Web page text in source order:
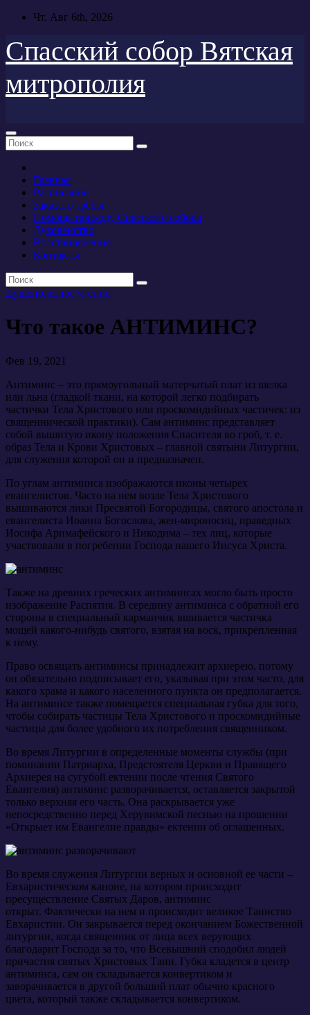
Перейти
содержимому
Чт. Авг 6th, 2026
Спасский собор Вятская
митрополия
Главная
Расписание
Заказать требы
Помощь приходу Спасского собора
Духовенство
Восстановление
Контакты
Душеполезное чтение
Что такое АНТИМИНС?
Фев 19, 2021
Антиминс – это прямоугольный матерчатый плат из шелка
или льна (гладкой ткани, на которой легко подбирать
частички Тела Христового или проскомидийных частичек: из
священнической практики). Сам антиминс представляет
собой вышитую икону положения Спасителя во гроб, т. е.
образ Тела и Крови Христовых – главной святыни Литургии,
для служения которой он и предназначен.
По углам антиминса изображаются иконы четырех
евангелистов. Часто на нем возле Тела Христового
вышиваются лики Пресвятой Богородицы, святого апостола и
евангелиста Иоанна Богослова, жен-мироносиц, праведных
Иосифа Аримафейского и Никодима – тех лиц, которые
участвовали в погребении Господа нашего Иисуса Христа.
Также на древних греческих антиминсах могло быть просто
изображение Распятия. В середину антиминса с обратной его
стороны в специальный карманчик вшивается частичка
мощей какого-нибудь святого, взятая на воск, прикрепленная
к нему.
Право освящать антиминсы принадлежит архиерею, потому
он обязательно подписывает его, указывая при этом часто, для
какого храма и какого населенного пункта он предполагается.
На антиминсе также помещается специальная губка для того,
чтобы собирать частицы Тела Христового и проскомидийные
частицы для более удобного их потребления священником.
Во время Литургии в определенные моменты службы (при
поминании Патриарха, Предстоятеля Церкви и Правящего
Архиерея на сугубой ектении после чтения Святого
Евангелия) антиминс разворачивается, оставляется закрытой
только верхняя его часть. Она раскрывается уже
непосредственно перед Херувимской песнью на прошении
«Открыет им Евангелие правды» ектении об оглашенных.
Во время служения Литургии верных и основной ее части –
Евхаристическом каноне, на котором происходит
пресуществление Святых Даров, антиминс
открыт. Фактически на нем и происходит великое Таинство
Евхаристии. Он закрывается перед окончанием Божественной
литургии, когда священник от лица всех верующих
благодарит Господа за то, что Всевышний сподобил людей
причастия святых Христовых Таин. Губка кладется в центр
антиминса, сам он складывается конвертиком и
заворачивается в другой больший плат обычно красного
цвета, который также складывается конвертиком.